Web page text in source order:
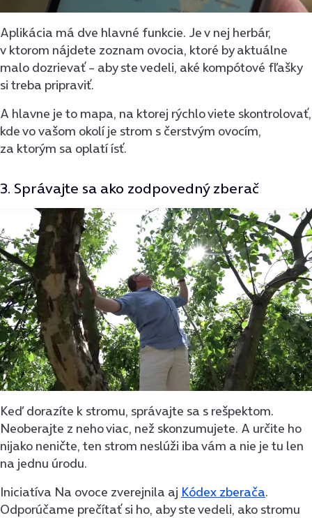
Aplikácia má dve hlavné funkcie. Je v nej herbár,
v ktorom nájdete zoznam ovocia, ktoré by aktuálne
malo dozrievať – aby ste vedeli, aké kompótové fľašky
si treba pripraviť.
A hlavne je to mapa, na ktorej rýchlo viete skontrolovať,
kde vo vašom okolí je strom s čerstvým ovocím,
za ktorým sa oplatí ísť.
3. Správajte sa ako zodpovedný zberač
Keď dorazíte k stromu, správajte sa s rešpektom.
Neoberajte z neho viac, než skonzumujete. A určite ho
nijako neničte, ten strom neslúži iba vám a nie je tu len
na jednu úrodu.
Iniciatíva Na ovoce zverejnila aj Kódex zberača.
Odporúčame prečítať si ho, aby ste vedeli, ako stromu